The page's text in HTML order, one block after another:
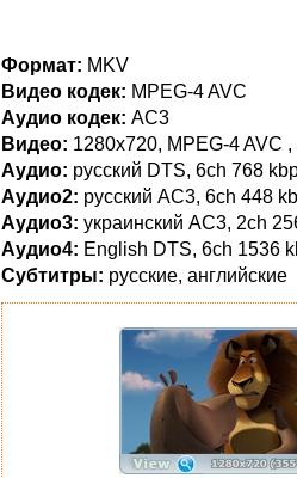
Формат: MKV
Видео кодек: MPEG-4 AVC
Аудио кодек: AC3
Видео: 1280x720, MPEG-4 AVC
Аудио: русский DTS, 6ch 768
Аудио2: русский AC3, 6ch 448
Аудио3: украинский AC3, 2ch
Аудио4: English DTS, 6ch 1536
Субтитры: русские, английские